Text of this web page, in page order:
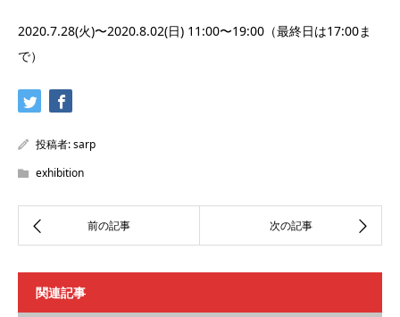
2020.7.28(火)〜2020.8.02(日) 11:00〜19:00（最終日は17:00ま
で）
投稿者:sarp
exhibition
関連記事